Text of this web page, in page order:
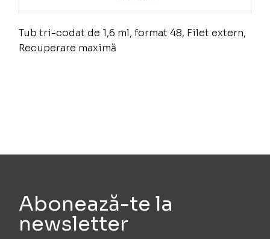
Tub tri-codat de 1,6 ml, format 48, Filet extern,
Recuperare maximă
Abonează-te la
newsletter